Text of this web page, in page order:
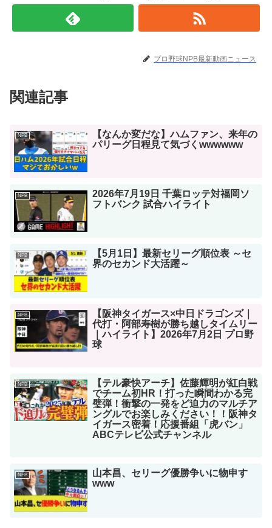
プロ野球NPB最新動画ニュース
関連記事
NPB
【なんか変だな】ハムファン、来年の
パリーグ日程見て気づくwwwwww
NPB
2026年7月19日 千葉ロッテ対福岡ソ
フトバンク 試合ハイライト
NPB
【5月1日】最新セリーグ順位表 ～セ
界のセカンド大活躍～
NPB
【阪神タイガース×中日ドラゴンズ｜
代打・阿部寿樹が勝ち越しタイムリー
｜ハイライト】2026年7月2日 プロ野
球
NPB
【テル豪快アーチ】佐藤輝明が紅白戦
でチーム初HR！打った瞬間わかる完
璧弾！衝撃の一発をど迫力のマルチア
ングルでお楽しみください！！阪神タ
イガース密着！応援番組「虎バン」
ABCテレビ公式チャンネル
NPB
山本昌、セリーグ優勝争いに物申す
www